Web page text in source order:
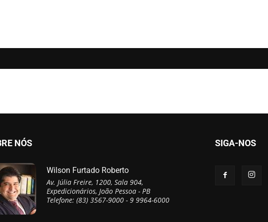
NÓS
Wilson Furtado Roberto
Av. Júlia Freire, 1200, Sala 904,
Expedicionários, João Pessoa - PB
Telefone: (83) 3567-9000 - 9 9964-6000
SIGA-NOS